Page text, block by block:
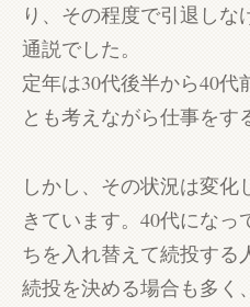
り、その程度で引退し
通説でした。
定年は30代後半から40
とも考えながら仕事を
しかし、その状況は変
きています。40代にな
ちを入れ替えて続投する
続投を決める場合も多く